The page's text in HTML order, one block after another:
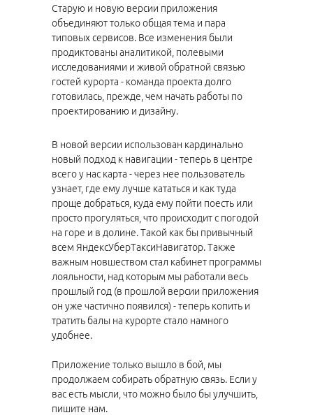
Старую и новую версии приложения
объединяют только общая тема и пара
типовых сервисов. Все изменения были
продиктованы аналитикой, полевыми
исследованиями и живой обратной связью
гостей курорта - команда проекта долго
готовилась, прежде, чем начать работы по
проектированию и дизайну.
В новой версии использован кардинально
новый подход к навигации - теперь в центре
всего у нас карта - через нее пользователь
узнает, где ему лучше кататься и как туда
проще добраться, куда ему пойти поесть или
просто прогуляться, что происходит с погодой
на горе и в долине. Такой как бы привычный
всем ЯндексУберТаксиНавигатор. Также
важным новшеством стал кабинет программы
лояльности, над которым мы работали весь
прошлый год (в прошлой версии приложения
он уже частично появился) - теперь копить и
тратить балы на курорте стало намного
удобнее.
Приложение только вышло в бой, мы
продолжаем собирать обратную связь. Если у
вас есть мысли, что можно было бы улучшить,
пишите нам.